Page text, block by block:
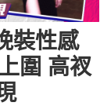
裝性感
圍 高衩